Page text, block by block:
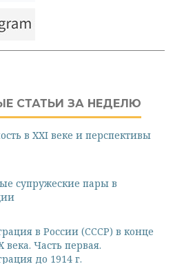
СТАТЬИ ЗА НЕДЕЛЮ
в XXI веке и перспективы
супружеские пары в
в России (СССР) в конце
века. Часть первая.
до 1914 г.